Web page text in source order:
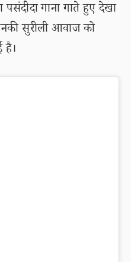
गाना गाते हुए देखा
सुरीली आवाज को